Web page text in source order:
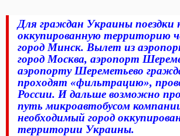
Для граждан Украины поездки
оккупированную территорию
город Минск. Вылет из
город Москва, аэропорт
аэропорту Шереметьево
проходят «фильтрацию»,
России. И дальше возможно
путь микроавтобусом
необходимый город
территории Украины.